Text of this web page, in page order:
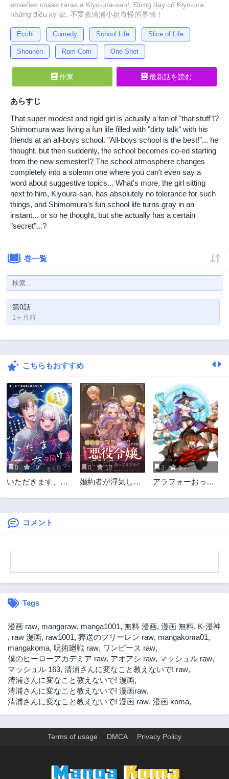
enseñes cosas raras a Kiyo-ura-san!, Đừng dạy cô Kiyo-ura
những điều kỳ lạ!, 不要教清浦小姐奇怪的事情！
Ecchi Comedy School Life Slice of Life
Shounen Rom-Com One Shot
作家 最新話を読む
あらすじ
That super modest and rigid girl is actually a fan of "that stuff"!?
Shimomura was living a fun life filled with "dirty talk" with his
friends at an all-boys school. "All-boys school is the best!"... he
thought, but then suddenly, the school becomes co-ed starting
from the new semester!? The school atmosphere changes
completely into a solemn one where you can't even say a
word about suggestive topics... What's more, the girl sitting
next to him, Kiyoura-san, has absolutely no tolerance for such
things, and Shimomura's fun school life turns gray in an
instant... or so he thought, but she actually has a certain
"secret"...?
巻一覧
第0話
1ヶ月前
こちらもおすすめ
0 10
いただきます、夜
ない吸血鬼～
0 10
婚約者が浮気して
悪役令嬢ってこと
3 5.7
アラフォーおっさ
コメント
Tags
漫画 raw, mangaraw, manga1001, 無料 漫画, 漫画 無料, K-漫神
, raw 漫画, raw1001, 葬送のフリーレン raw, mangakoma01,
mangakoma, 呪術廻戦 raw, ワンピース raw,
僕のヒーローアカデミア raw, アオアシ raw, マッシュル raw,
マッシュル 163, 清浦さんに変なこと教えないで! raw,
清浦さんに変なこと教えないで! 漫画,
清浦さんに変なこと教えないで! 漫画raw,
清浦さんに変なこと教えないで! 漫画 raw, 漫画 koma,
Terms of usage DMCA Privacy Policy